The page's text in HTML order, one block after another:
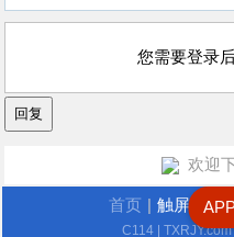
您需要登录
欢迎
首页 触屏版 |
C114 | TXRJY.com